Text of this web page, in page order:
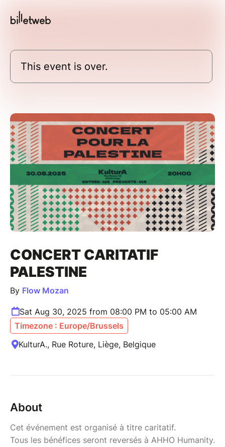
This event is over.
CONCERT CARITATIF
PALESTINE
By Flow Mozan
Sat Aug 30, 2025 from 08:00 PM to 05:00 AM
Timezone : Europe/Brussels
KulturA., Rue Roture, Liège, Belgique
About
Cet événement est organisé à titre caritatif.
Tous les bénéfices seront reversés à AHHO Humanity.